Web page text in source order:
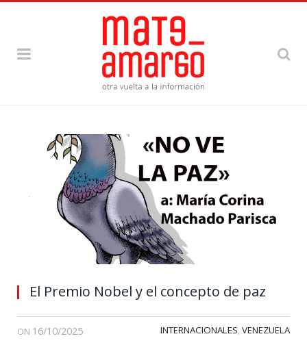
El Premio Nobel y el concepto de paz
ON 16/10/2025 INTERNACIONALES, VENEZUELA